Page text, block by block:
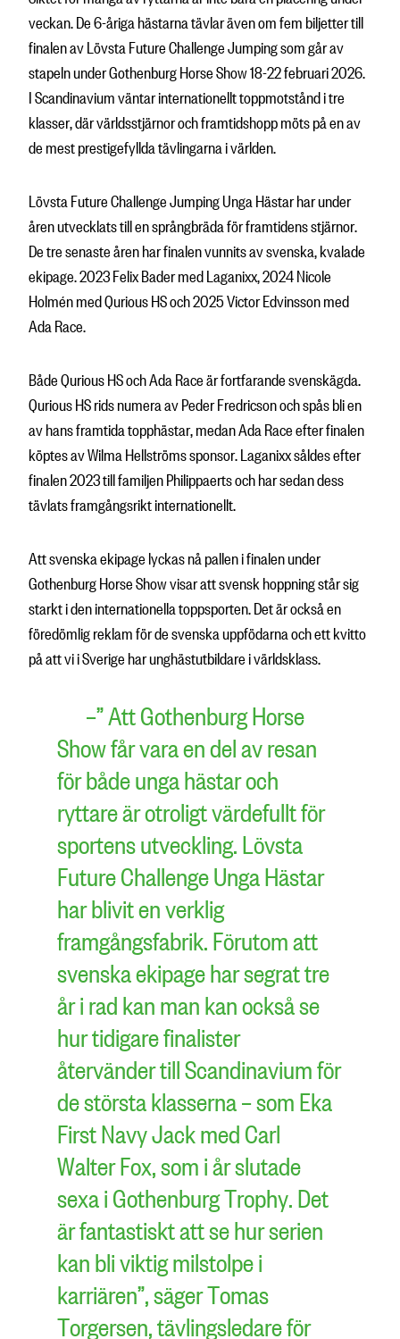
veckan. De 6-åriga hästarna tävlar även om fem biljetter till
finalen av Lövsta Future Challenge Jumping som går av
stapeln under Gothenburg Horse Show 18-22 februari 2026.
I Scandinavium väntar internationellt toppmotstånd i tre
klasser, där världsstjärnor och framtidshopp möts på en av
de mest prestigefyllda tävlingarna i världen.
Lövsta Future Challenge Jumping Unga Hästar har under
åren utvecklats till en språngbräda för framtidens stjärnor.
De tre senaste åren har finalen vunnits av svenska, kvalade
ekipage. 2023 Felix Bader med Laganixx, 2024 Nicole
Holmén med Qurious HS och 2025 Victor Edvinsson med
Ada Race.
Både Qurious HS och Ada Race är fortfarande svenskägda.
Qurious HS rids numera av Peder Fredricson och spås bli en
av hans framtida topphästar, medan Ada Race efter finalen
köptes av Wilma Hellströms sponsor. Laganixx såldes efter
finalen 2023 till familjen Philippaerts och har sedan dess
tävlats framgångsrikt internationellt.
Att svenska ekipage lyckas nå pallen i finalen under
Gothenburg Horse Show visar att svensk hoppning står sig
starkt i den internationella toppsporten. Det är också en
föredömlig reklam för de svenska uppfödarna och ett kvitto
på att vi i Sverige har unghästutbildare i världsklass.
–” Att Gothenburg Horse
Show får vara en del av resan
för både unga hästar och
ryttare är otroligt värdefullt för
sportens utveckling. Lövsta
Future Challenge Unga Hästar
har blivit en verklig
framgångsfabrik. Förutom att
svenska ekipage har segrat tre
år i rad kan man kan också se
hur tidigare finalister
återvänder till Scandinavium för
de största klasserna – som Eka
First Navy Jack med Carl
Walter Fox, som i år slutade
sexa i Gothenburg Trophy. Det
är fantastiskt att se hur serien
kan bli viktig milstolpe i
karriären”, säger Tomas
Torgersen, tävlingsledare för